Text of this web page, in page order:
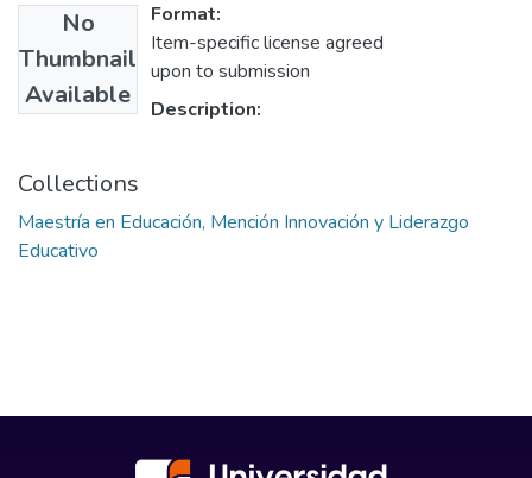
No
Thumbnail
Available
Format:
Item-specific license agreed
upon to submission
Description:
Collections
Maestría en Educación, Mención Innovación y Liderazgo
Educativo